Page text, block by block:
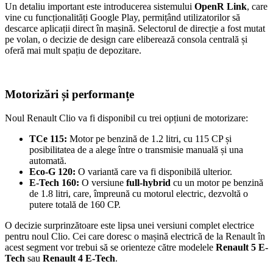
Un detaliu important este introducerea sistemului OpenR Link, care
vine cu funcționalități Google Play, permițând utilizatorilor să
descarce aplicații direct în mașină. Selectorul de direcție a fost mutat
pe volan, o decizie de design care eliberează consola centrală și
oferă mai mult spațiu de depozitare.
Motorizări și performanțe
Noul Renault Clio va fi disponibil cu trei opțiuni de motorizare:
TCe 115: Motor pe benzină de 1.2 litri, cu 115 CP și
posibilitatea de a alege între o transmisie manuală și una
automată.
Eco-G 120: O variantă care va fi disponibilă ulterior.
E-Tech 160: O versiune full-hybrid cu un motor pe benzină
de 1.8 litri, care, împreună cu motorul electric, dezvoltă o
putere totală de 160 CP.
O decizie surprinzătoare este lipsa unei versiuni complet electrice
pentru noul Clio. Cei care doresc o mașină electrică de la Renault în
acest segment vor trebui să se orienteze către modelele Renault 5 E-
Tech sau Renault 4 E-Tech.